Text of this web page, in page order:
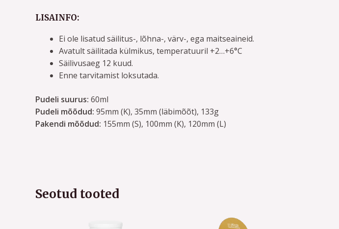
LISAINFO:
Ei ole lisatud säilitus-, lõhna-, värv-, ega maitseaineid.
Avatult säilitada külmikus, temperatuuril +2…+6°C
Säilivusaeg 12 kuud.
Enne tarvitamist loksutada.
Pudeli suurus: 60ml
Pudeli mõõdud: 95mm (K), 35mm (läbimõõt), 133g
Pakendi mõõdud: 155mm (S), 100mm (K), 120mm (L)
Seotud tooted